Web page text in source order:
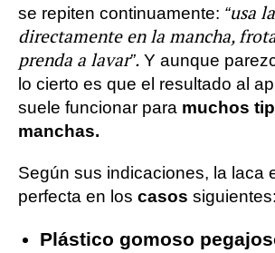
se repiten continuamente: “usa
directamente en la mancha,
prenda a lavar”. Y aunque
lo cierto es que el resultado al
suele funcionar para muchos
manchas.
Según sus indicaciones, la laca
perfecta en los casos siguientes:
Plástico gomoso